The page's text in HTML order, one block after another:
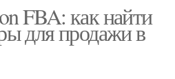
FBA: как найти
для продажи в